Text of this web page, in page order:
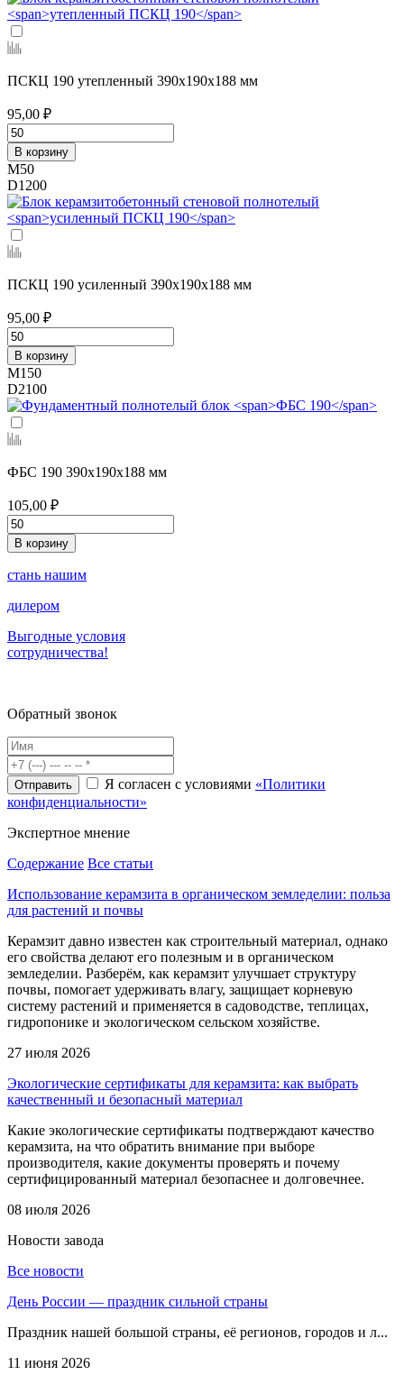
ПСКЦ 190 утепленный 390х190х188 мм
95,00 ₽
В корзину
М50
D1200
ПСКЦ 190 усиленный 390х190х188 мм
95,00 ₽
В корзину
М150
D2100
ФБС 190 390х190х188 мм
105,00 ₽
В корзину
стань нашим
дилером
Выгодные условия
сотрудничества!
Обратный звонок
Я согласен с условиями «Политики
конфиденциальности»
Экспертное мнение
Содержание Все статьи
Использование керамзита в органическом земледелии: польза
для растений и почвы
Керамзит давно известен как строительный материал, однако
его свойства делают его полезным и в органическом
земледелии. Разберём, как керамзит улучшает структуру
почвы, помогает удерживать влагу, защищает корневую
систему растений и применяется в садоводстве, теплицах,
гидропонике и экологическом сельском хозяйстве.
27 июля 2026
Экологические сертификаты для керамзита: как выбрать
качественный и безопасный материал
Какие экологические сертификаты подтверждают качество
керамзита, на что обратить внимание при выборе
производителя, какие документы проверять и почему
сертифицированный материал безопаснее и долговечнее.
08 июля 2026
Новости завода
Все новости
День России — праздник сильной страны
Праздник нашей большой страны, её регионов, городов и л...
11 июня 2026